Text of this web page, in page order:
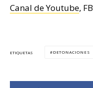
Canal de Youtube,
ETIQUETAS DETONACIONES